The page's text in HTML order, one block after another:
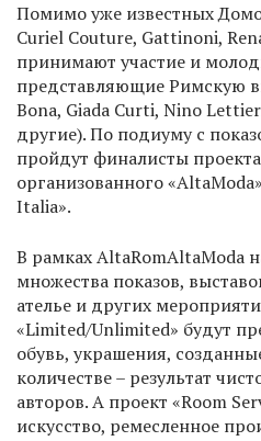
Помимо уже известных
Curiel Couture, Gattinoni,
принимают участие и
представляющие Римскую
Bona, Giada Curti, Nino
другие). По подиуму c
пройдут финалисты
организованного
Italia».
В рамках AltaRomAltaModa
множества показов,
ателье и других
«Limited/Unlimited» будут
обувь, украшения,
количестве – результат
авторов. А проект «Room
искусство, ремесленное